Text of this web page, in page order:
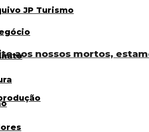
aos nossos mortos,